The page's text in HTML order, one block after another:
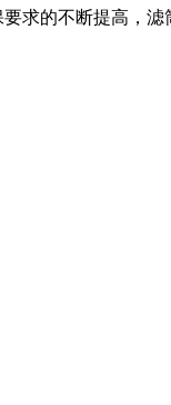
求的不断提高，